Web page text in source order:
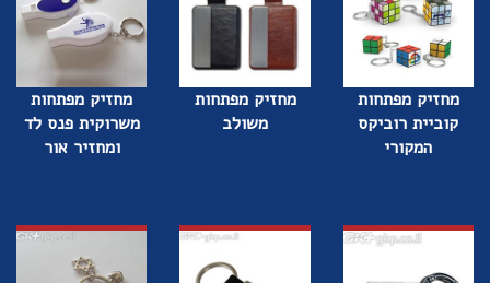
מחזיק מפתחות
קוביית רוביקס
המקורי
מחזיק מפתחות
משולב
מחזיק מפתחות
משרוקית פנס לד
ומחזיר אור